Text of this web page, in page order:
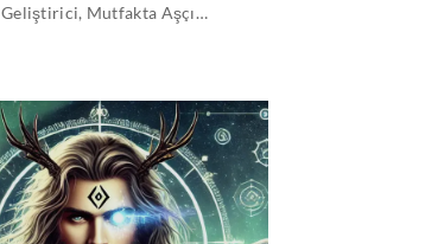
Geliştirici, Mutfakta Aşçı…